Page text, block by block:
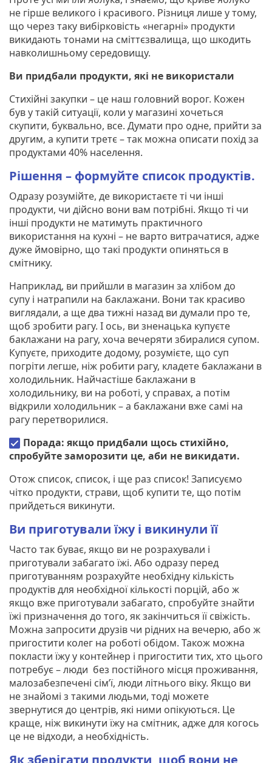
не гірше великого і красивого. Різниця лише у тому,
що через таку вибірковість «негарні» продукти
викидають тонами на сміттєзвалища, що шкодить
навколишньому середовищу.
Ви придбали продукти, які не використали
Стихійні закупки – це наш головний ворог. Кожен
був у такій ситуації, коли у магазині хочеться
скупити, буквально, все. Думати про одне, прийти за
другим, а купити третє – так можна описати похід за
продуктами 40% населення.
Рішення – формуйте список продуктів.
Одразу розумійте, де використаєте ті чи інші
продукти, чи дійсно вони вам потрібні. Якщо ті чи
інші продукти не матимуть практичного
використання на кухні – не варто витрачатися, адже
дуже ймовірно, що такі продукти опиняться в
смітнику.
Наприклад, ви прийшли в магазин за хлібом до
супу і натрапили на баклажани. Вони так красиво
виглядали, а ще два тижні назад ви думали про те,
щоб зробити рагу. І ось, ви зненацька купуєте
баклажани на рагу, хоча вечеряти збиралися супом.
Купуєте, приходите додому, розумієте, що суп
погріти легше, ніж робити рагу, кладете баклажани в
холодильник. Найчастіше баклажани в
холодильнику, ви на роботі, у справах, а потім
відкрили холодильник – а баклажани вже самі на
рагу перетворилися.
Порада: якщо придбали щось стихійно,
спробуйте заморозити це, аби не викидати.
Отож список, список, і ще раз список! Записуємо
чітко продукти, страви, щоб купити те, що потім
прийдеться викинути.
Ви приготували їжу і викинули її
Часто так буває, якщо ви не розрахували і
приготували забагато їжі. Або одразу перед
приготуванням розрахуйте необхідну кількість
продуктів для необхідної кількості порцій, або ж
якщо вже приготували забагато, спробуйте знайти
їжі призначення до того, як закінчиться її свіжість.
Можна запросити друзів чи рідних на вечерю, або ж
пригостити колег на роботі обідом. Також можна
покласти їжу у контейнер і пригостити тих, хто цього
потребує – люди без постійного місця проживання,
малозабезпечені сім’ї, люди літнього віку. Якщо ви
не знайомі з такими людьми, тоді можете
звернутися до центрів, які ними опікуються. Це
краще, ніж викинути їжу на смітник, адже для когось
це не відходи, а необхідність.
Як зберігати продукти, щоб вони не